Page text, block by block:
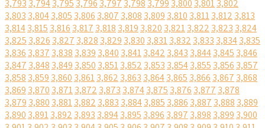
3,793 3,7943,795 3,796 3,797 3,798 3,799 3,800 3,8013,802
3,803 3,8043,805 3,806 3,807 3,808 3,809 3,810 3,8113,812 3,813
3,8143,815 3,816 3,817 3,818 3,819 3,820 3,8213,822 3,823 3,824
3,825 3,826 3,827 3,828 3,829 3,830 3,8313,832 3,833 3,8343,835
3,836 3,837 3,838 3,839 3,840 3,8413,842 3,843 3,8443,845 3,846
3,847 3,848 3,849 3,850 3,8513,852 3,853 3,8543,855 3,856 3,857
3,858 3,859 3,860 3,8613,862 3,863 3,8643,865 3,866 3,867 3,868
3,869 3,870 3,8713,872 3,873 3,8743,875 3,876 3,877 3,878
3,879 3,880 3,8813,882 3,883 3,8843,885 3,886 3,887 3,888 3,889
3,890 3,8913,892 3,893 3,8943,895 3,896 3,897 3,898 3,899 3,900